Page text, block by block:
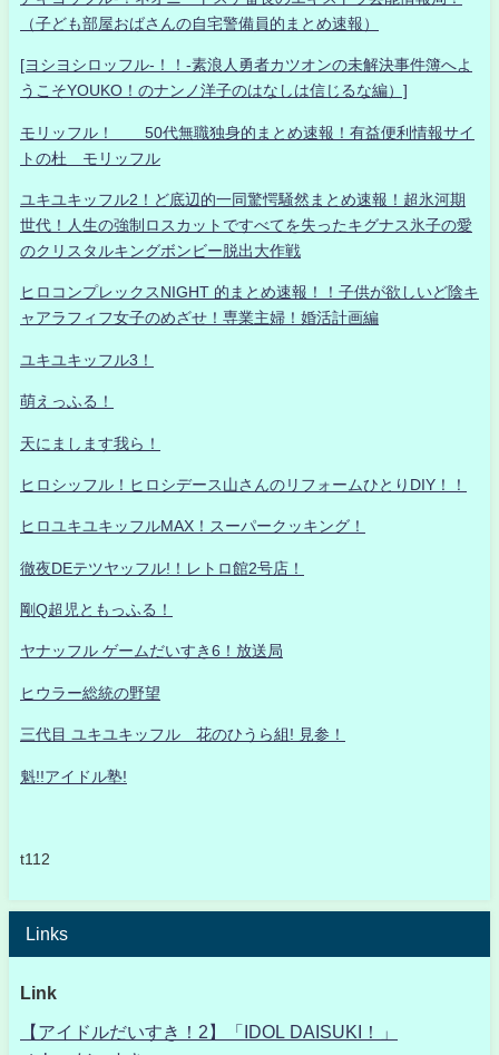
（子ども部屋おばさんの自宅警備員的まとめ速報）
[ヨシヨシロッフル-！！-素浪人勇者カツオンの未解決事件簿へよ
うこそYOUKO！のナンノ洋子のはなしは信じるな編）]
モリッフル！ 50代無職独身的まとめ速報！有益便利情報サイ
トの杜 モリッフル
ユキユキッフル2！ど底辺的一同驚愕騒然まとめ速報！超氷河期
世代！人生の強制ロスカットですべてを失ったキグナス氷子の愛
のクリスタルキングボンビー脱出大作戦
ヒロコンプレックスNIGHT 的まとめ速報！！子供が欲しいど陰キ
ャアラフィフ女子のめざせ！専業主婦！婚活計画編
ユキユキッフル3！
萌えっふる！
天にまします我ら！
ヒロシッフル！ヒロシデース山さんのリフォームひとりDIY！！
ヒロユキユキッフルMAX！スーパークッキング！
徹夜DEテツヤッフル!！レトロ館2号店！
剛Q超児ともっふる！
ヤナッフル ゲームだいすき6！放送局
ヒウラー総統の野望
三代目 ユキユキッフル 花のひうら組! 見参！
魁!!アイドル塾!
t112
Links
Link
【アイドルだいすき！2】「IDOL DAISUKI！」